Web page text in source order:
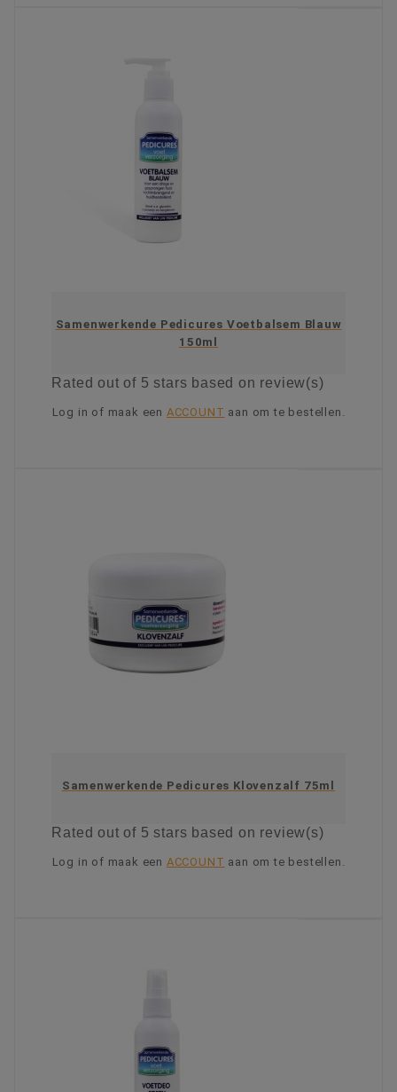
Samenwerkende Pedicures Voetbalsem Blauw
150ml
Ratedout of 5 stars based on review(s)
Log in of maak een ACCOUNT aan om te bestellen.
Samenwerkende Pedicures Klovenzalf 75ml
Ratedout of 5 stars based on review(s)
Log in of maak een ACCOUNT aan om te bestellen.